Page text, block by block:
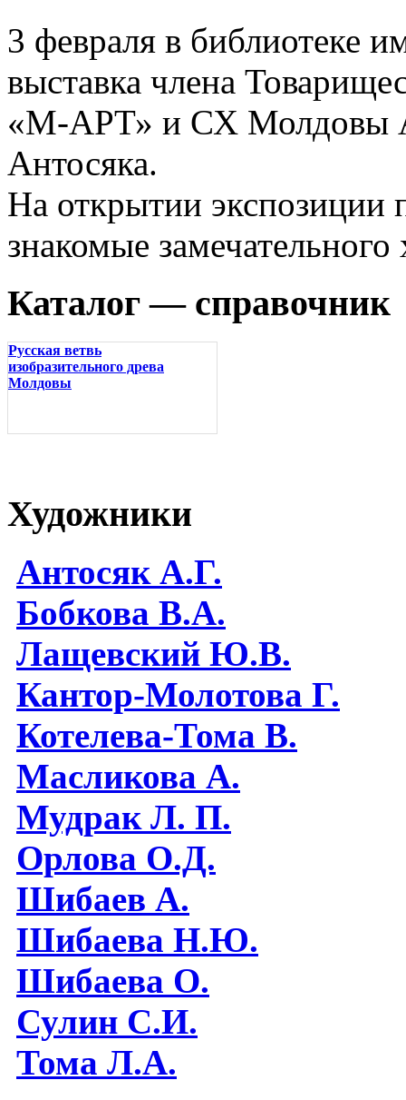
3 февраля в библиотеке
выставка члена
«М-АРТ» и СХ Молдовы
Антосяка.
На открытии экспозиции
знакомые
Каталог — справочник
Русская ветвь
изобразительного древа
Молдовы
Художники
Антосяк А.Г.
Бобкова В.А.
Лащевский Ю.В.
Кантор-Молотова Г.
Котелева-Тома В.
Масликова А.
Мудрак Л. П.
Орлова О.Д.
Шибаев А.
Шибаева Н.Ю.
Шибаева O.
Сулин С.И.
Тома Л.А.